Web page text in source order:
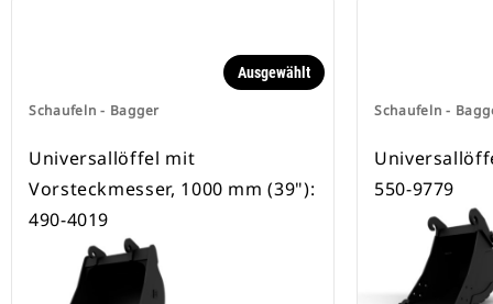
Schaufeln - Bagger
Ausgewählt
Universallöffel mit
Vorsteckmesser, 1000 mm (39"):
490-4019
Schaufeln -
550-9779